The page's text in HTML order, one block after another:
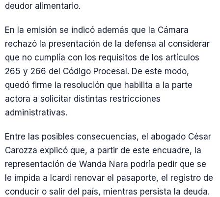
deudor alimentario.
En la emisión se indicó además que la Cámara
rechazó la presentación de la defensa al considerar
que no cumplía con los requisitos de los artículos
265 y 266 del Código Procesal. De este modo,
quedó firme la resolución que habilita a la parte
actora a solicitar distintas restricciones
administrativas.
Entre las posibles consecuencias, el abogado César
Carozza explicó que, a partir de este encuadre, la
representación de Wanda Nara podría pedir que se
le impida a Icardi renovar el pasaporte, el registro de
conducir o salir del país, mientras persista la deuda.